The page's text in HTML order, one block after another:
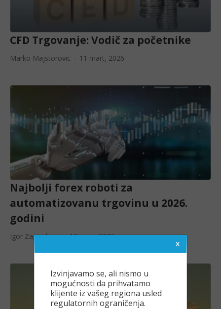
CFD Trgovanje: Vodič za početnike
Marko Majstorovic 11 mart, 2026
Najbolji forex roboti za
automatizovanu trgovinu u 2026.
godini
Igor Zagradanin 12 mart, 2026
Izvinjavamo se, ali nismo u
mogućnosti da prihvatamo
klijente iz vašeg regiona usled
regulatornih ograničenja.